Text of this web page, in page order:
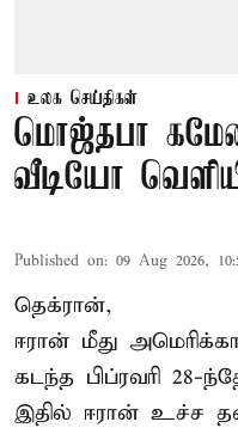
உலக செய்திகள்
மொஜ்தபா
வீடியோ
Published on: 09 Aug 2026,
தெக்ரான்,
ஈரான் மீது
கடந்த பிப்ரவரி 28-
இதில் ஈரான் உச்ச